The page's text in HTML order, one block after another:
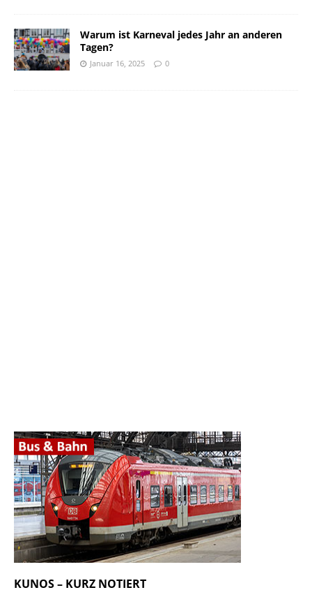
Warum ist Karneval jedes Jahr an anderen
Tagen?
Januar 16, 2025 0
KUNOS – KURZ NOTIERT